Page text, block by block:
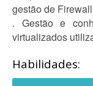
gestão de
. Gestão e
virtualizados
Habilidades: